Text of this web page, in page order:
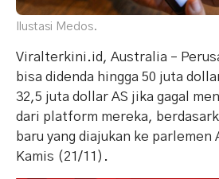
Ilustasi Medos.
Viralterkini.id, Australia –
bisa didenda hingga 50 juta
32,5 juta dollar AS jika gagal
dari platform mereka,
baru yang diajukan ke parlemen
Kamis (21/11).